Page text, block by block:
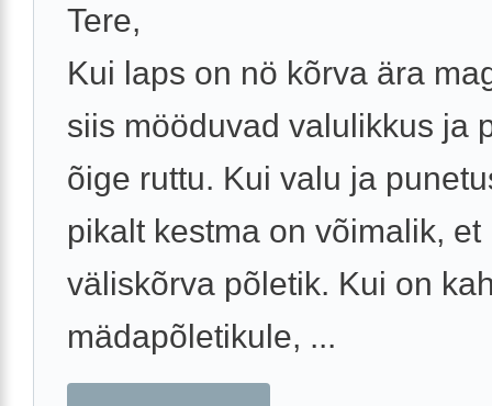
Tere,
Kui laps on nö kõrva ära
siis mööduvad valulikkus ja
õige ruttu. Kui valu ja
pikalt kestma on võimalik,
väliskõrva põletik. Kui on
mädapõletikule, ...